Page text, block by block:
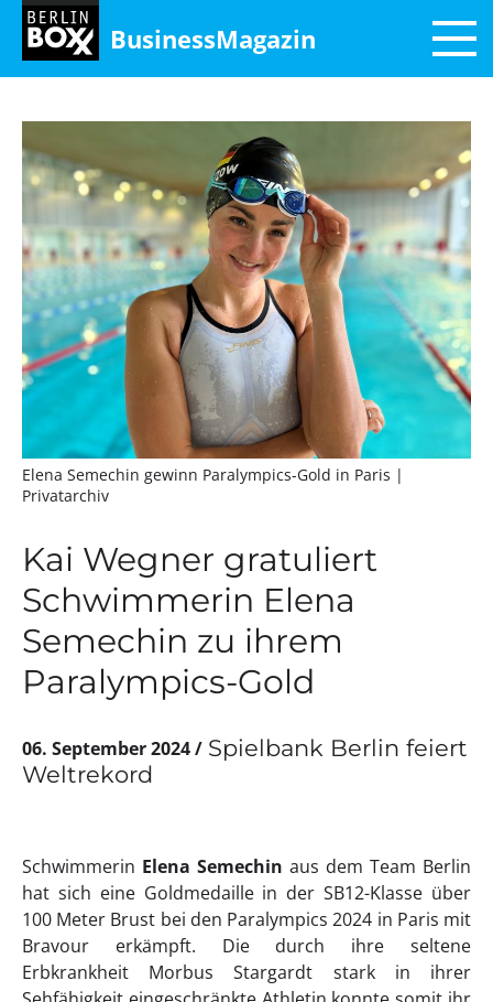
BusinessMagazin
Elena Semechin gewinn Paralympics-Gold in Paris |
Privatarchiv
Kai Wegner gratuliert
Schwimmerin Elena
Semechin zu ihrem
Paralympics-Gold
06. September 2024
Spielbank Berlin feiert
Weltrekord
Schwimmerin Elena Semechin aus dem Team Berlin
hat sich eine Goldmedaille in der SB12-Klasse über
100 Meter Brust bei den Paralympics 2024 in Paris mit
Bravour erkämpft. Die durch ihre seltene
Erbkrankheit Morbus Stargardt stark in ihrer